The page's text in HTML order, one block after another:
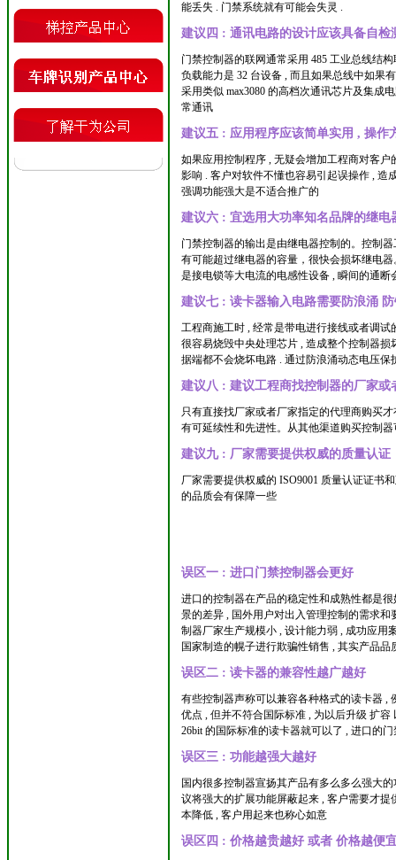
能丢失 . 门禁系统就有可能会失灵 .
建议四 : 通讯电路的设计应该具备自
门禁控制器的联网通常采用 485 工业总线结
负载能力是 32 台设备 , 而且如果总线中如果
采用类似 max3080 的高档次通讯芯片及集成
常通讯
建议五 : 应用程序应该简单实用 , 操作
如果应用控制程序 , 无疑会增加工程商对客
影响 . 客户对软件不懂也容易引起误操作 , 造
强调功能强大是不适合推广的
建议六 : 宜选用大功率知名品牌的继
门禁控制器的输出是由继电器控制的。控制
有可能超过继电器的容量，很快会损坏继电
是接电锁等大电流的电感性设备 , 瞬间的通
建议七 : 读卡器输入电路需要防浪涌
工程商施工时 , 经常是带电进行接线或者调
很容易烧毁中央处理芯片 , 造成整个控制器
据端都不会烧坏电路 . 通过防浪涌动态电压
建议八 : 建议工程商找控制器的厂家或
只有直接找厂家或者厂家指定的代理商购买
有可延续性和先进性。从其他渠道购买控制
建议九 : 厂家需要提供权威的质量认证
厂家需要提供权威的 ISO9001 质量认证证书
的品质会有保障一些
误区一 : 进口门禁控制器会更好
进口的控制器在产品的稳定性和成熟性都是
景的差异 , 国外用户对出入管理控制的需求
制器厂家生产规模小 , 设计能力弱 , 成功应用
国家制造的幌子进行欺骗性销售 , 其实产品
误区二 : 读卡器的兼容性越广越好
有些控制器声称可以兼容各种格式的读卡器 ,
优点 , 但并不符合国际标准 , 为以后升级 扩
26bit 的国际标准的读卡器就可以了 , 进口的
误区三 : 功能越强大越好
国内很多控制器宣扬其产品有多么多么强大
议将强大的扩展功能屏蔽起来 , 客户需要才
本降低 , 客户用起来也称心如意
误区四 : 价格越贵越好 或者 价格越便